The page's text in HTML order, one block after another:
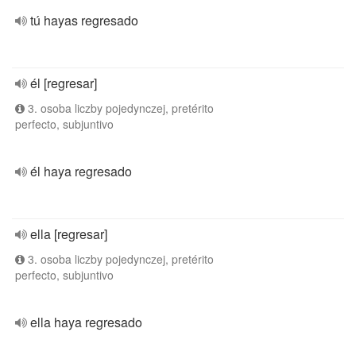
tú hayas regresado
él [regresar]
3. osoba liczby pojedynczej, pretérito
perfecto, subjuntivo
él haya regresado
ella [regresar]
3. osoba liczby pojedynczej, pretérito
perfecto, subjuntivo
ella haya regresado